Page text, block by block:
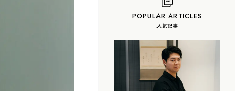
POPULAR ARTICLES
人気記事